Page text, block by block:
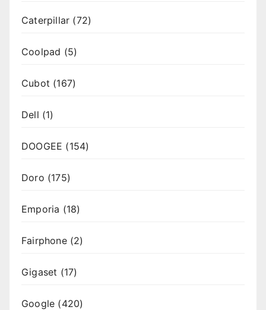
Caterpillar (72)
Coolpad (5)
Cubot (167)
Dell (1)
DOOGEE (154)
Doro (175)
Emporia (18)
Fairphone(2)
Gigaset (17)
Google (420)